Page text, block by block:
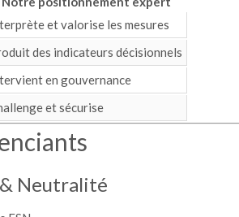
et valorise les mesures
des indicateurs décisionnels
en gouvernance
et sécurise
Neutralité